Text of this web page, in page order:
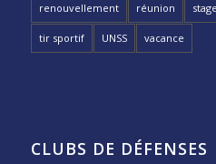
renouvellement réunion stage
tir sportif UNSS vacance
CLUBS DE DÉFENSES